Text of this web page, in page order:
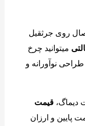
اتصال روی جرثقیل
میتوانید چرخ
نوآورانه و
دیماگ، قیمت
پایین و ارزان